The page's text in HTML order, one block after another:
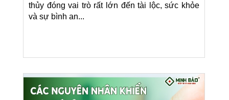
thủy đóng vai trò rất lớn đến tài lộc, sức khỏe
và sự bình an...